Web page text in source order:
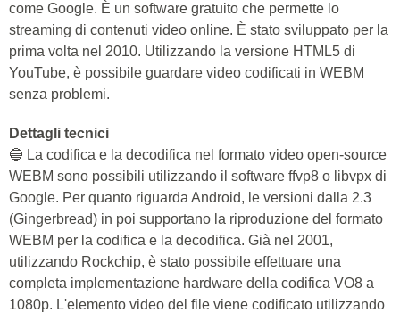
come Google. È un software gratuito che permette lo
streaming di contenuti video online. È stato sviluppato per la
prima volta nel 2010. Utilizzando la versione HTML5 di
YouTube, è possibile guardare video codificati in WEBM
senza problemi.
Dettagli tecnici
🔵 La codifica e la decodifica nel formato video open-source
WEBM sono possibili utilizzando il software ffvp8 o libvpx di
Google. Per quanto riguarda Android, le versioni dalla 2.3
(Gingerbread) in poi supportano la riproduzione del formato
WEBM per la codifica e la decodifica. Già nel 2001,
utilizzando Rockchip, è stato possibile effettuare una
completa implementazione hardware della codifica VO8 a
1080p. L'elemento video del file viene codificato utilizzando